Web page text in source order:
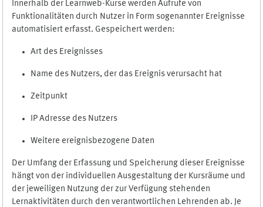
Innerhalb der Learnweb-Kurse werden Aufrufe von
Funktionalitäten durch Nutzer in Form sogenannter Ereignisse
automatisiert erfasst. Gespeichert werden:
Art des Ereignisses
Name des Nutzers, der das Ereignis verursacht hat
Zeitpunkt
IP Adresse des Nutzers
Weitere ereignisbezogene Daten
Der Umfang der Erfassung und Speicherung dieser Ereignisse
hängt von der individuellen Ausgestaltung der Kursräume und
der jeweiligen Nutzung der zur Verfügung stehenden
Lernaktivitäten durch den verantwortlichen Lehrenden ab. Je